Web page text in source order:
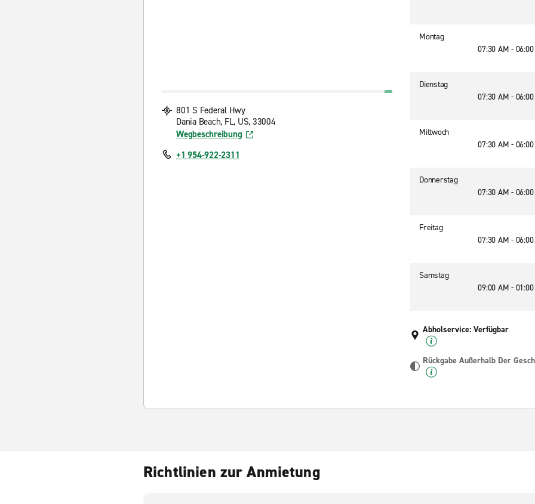
801 S Federal Hwy
Dania Beach, FL, US, 33004
Wegbeschreibung
+1 954-922-2311
Montag
07:30 AM -
Dienstag
07:30 AM -
Mittwoch
07:30 AM -
Donnerstag
07:30 AM -
Freitag
07:30 AM -
Samstag
09:00 AM -
Abholservice: Verfügbar
Rückgabe Außerhalb Der
Richtlinien zur Anmietung